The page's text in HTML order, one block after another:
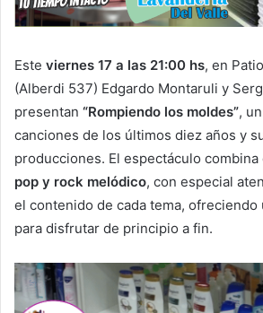
Este viernes 17 a las 21:00 hs, en
(Alberdi 537) Edgardo Montaruli y
presentan “Rompiendo los moldes”,
canciones de los últimos diez años y
producciones. El espectáculo
pop y rock melódico, con especial
el contenido de cada tema, ofreciendo
para disfrutar de principio a fin.